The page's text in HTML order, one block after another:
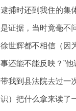
逮捕时还到我住的集
是证据，当时竟毫不
徐世辉都不相信（因
事还能不能反映？”
带我到县法院去过一
识）把什么拿来读了